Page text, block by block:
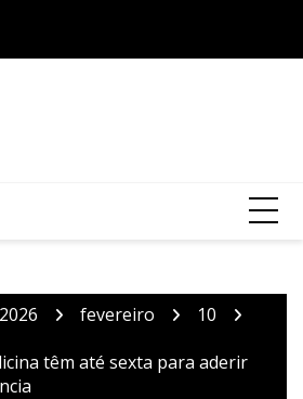
2026 fevereiro
10
têm até sexta para aderir